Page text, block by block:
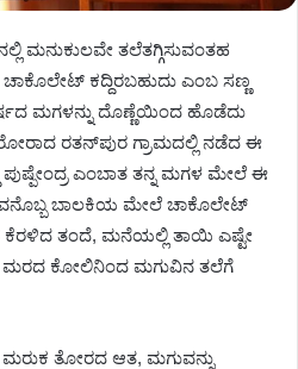
ಮನುಕುಲವೇ ತಲೆತಗ್ಗಿಸುವಂತಹ
ಕದ್ದಿರಬಹುದು ಎಂಬ ಸಣ್ಣ
ಮಗಳನ್ನು ದೊಣ್ಣೆಯಿಂದ ಹೊಡೆದು
ರತನ್‌ಪುರ ಗ್ರಾಮದಲ್ಲಿ ನಡೆದ ಈ
ಎಂಬಾತ ತನ್ನ ಮಗಳ ಮೇಲೆ ಈ
ಬಾಲಕಿಯ ಮೇಲೆ ಚಾಕೊಲೇಟ್
ಕೆರಳಿದ ತಂದೆ, ಮನೆಯಲ್ಲಿ ತಾಯಿ ಎಷ್ಟೇ
ಮರದ ಕೋಲಿನಿಂದ ಮಗುವಿನ ತಲೆಗೆ
ಮರುಕ ತೋರದ ಆತ, ಮಗುವನ್ನು